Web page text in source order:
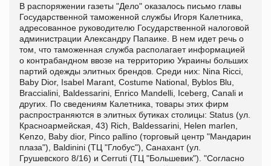
В распоряжении газеты "Дело" оказалось письмо главы
Государственной таможенной службы Игоря Калетника,
адресованное руководителю Государственной налоговой
администрации Александру Папаике. В нем идет речь о
том, что таможенная служба располагает информацией
о контрабандном ввозе на территорию Украины больших
партий одежды элитных брендов. Среди них: Nina Ricci,
Baby Dior, Isabel Marant, Costume National, Byblos Blu,
Braccialini, Baldessarini, Enrico Mаndelli, Iceberg, Canali и
других. По сведениям Калетника, товары этих фирм
распространяются в элитных бутиках столицы: Status (ул.
Красноармейская, 43) Rich, Baldessarini, Helen marlen,
Kenzo, Baby dior, Pinco pallino (торговый центр "Мандарин
плаза"), Baldinini (ТЦ "Глобус"), Санахант (ул.
Грушевского 8/16) и Cerruti (ТЦ "Большевик"). "Согласно